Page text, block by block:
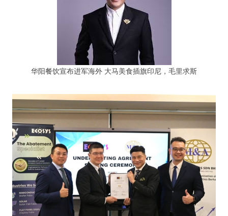
华阳餐饮宣布进军海外 大马美食插旗印尼，毛里求斯